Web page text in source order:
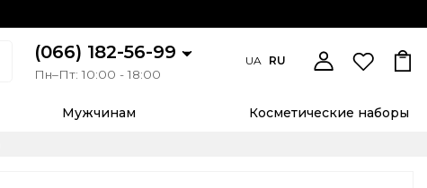
(066) 182-56-99
Пн–Пт: 10:00 - 18:00
UA RU
Мужчинам Косметические наборы